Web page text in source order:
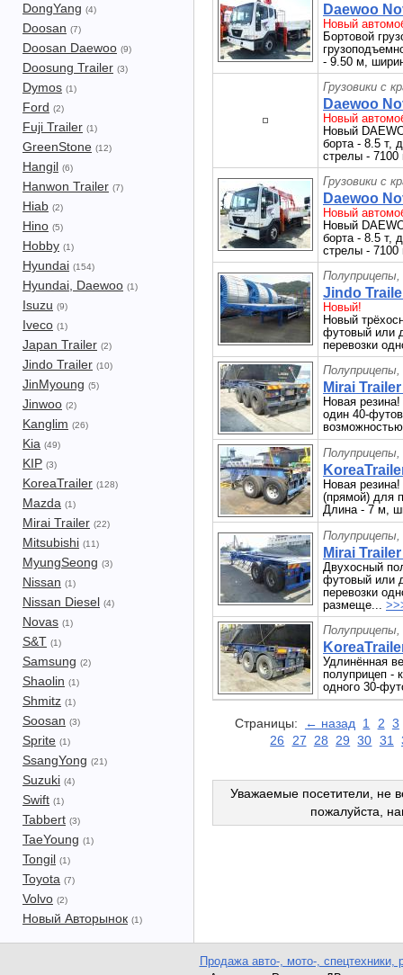
DongYang (4)
Doosan (7)
Doosan Daewoo (9)
Doosung Trailer (3)
Dymos (1)
Ford (2)
Fuji Trailer (1)
GreenStone (12)
Hangil (6)
Hanwon Trailer (7)
Hiab (2)
Hino (5)
Hobby (1)
Hyundai (154)
Hyundai, Daewoo (1)
Isuzu (9)
Iveco (1)
Japan Trailer (2)
Jindo Trailer (10)
JinMyoung (5)
Jinwoo (2)
Kanglim (26)
Kia (49)
KIP (3)
KoreaTrailer (128)
Mazda (1)
Mirai Trailer (22)
Mitsubishi (11)
MyungSeong (3)
Nissan (1)
Nissan Diesel (4)
Novas (1)
S&T (1)
Samsung (2)
Shaolin (1)
Shmitz (1)
Soosan (3)
Sprite (1)
SsangYong (21)
Suzuki (4)
Swift (1)
Tabbert (3)
TaeYoung (1)
Tongil (1)
Toyota (7)
Volvo (2)
Новый Авторынок (1)
Daewoo
Новый
Бортовой
- 9.50 м,
Грузовики с
Daewoo
Новый
Новый
борта - 8.5 т,
стрелы - 7100
Грузовики с
Daewoo
Новый
Новый
борта - 8.5 т,
стрелы - 7100
Jindo
Новый!
Новый
футовый или
перевозки
Mirai
Новая
один 40-
Новая
(прямой) для
Длина - 7 м,
Mirai
Двухосный
футовый или
перевозки
размеще...
Удлинённая
полуприцеп -
одного 30-
Страницы: ← назад 1 2 3
26
27 28 29 30 31
Уважаемые посетители, не
пожалуйста,
Продажа авто-, мото-, спецтехники,